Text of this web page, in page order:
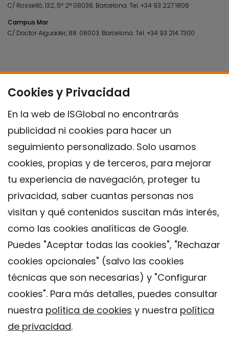
Cookies y Privacidad
En la web de ISGlobal no encontrarás
publicidad ni cookies para hacer un
seguimiento personalizado. Solo usamos
cookies, propias y de terceros, para mejorar
tu experiencia de navegación, proteger tu
privacidad, saber cuantas personas nos
visitan y qué contenidos suscitan más interés,
como las cookies analíticas de Google.
Puedes "Aceptar todas las cookies", "Rechazar
cookies opcionales" (salvo las cookies
técnicas que son necesarias) y "Configurar
cookies". Para más detalles, puedes consultar
nuestra política de cookies y nuestra política
de privacidad.
C/ Rosselló, 132, 5º 2ª 08036. Barcelona.Tel.+34 93 227 1806
Campus Mar
C/ Doctor Aiguader, 88. 08003. Barcelona.Tel.+34 93 214 7300
Contacto
Política de privacidad
Política de Cookies